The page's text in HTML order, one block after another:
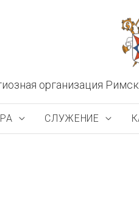
организация
СЛУЖЕНИЕ